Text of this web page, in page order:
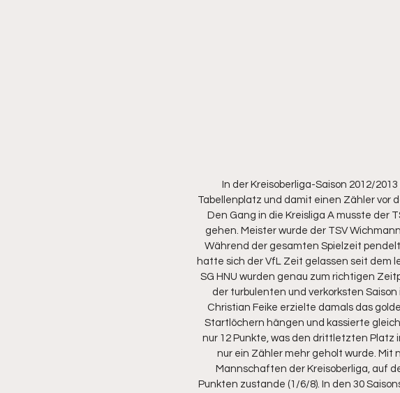
In der Kreisoberliga-Saison 2012/
Tabellenplatz und damit einen Zähler vor
Den Gang in die Kreisliga A musste der
gehen. Meister wurde der TSV
Während der gesamten Spielzeit
hatte sich der VfL Zeit gelassen seit dem
SG HNU wurden genau zum richtigen
der turbulenten und verkorksten
Christian Feike erzielte damals das
Startlöchern hängen und kassierte
nur 12 Punkte, was den drittletzten Platz
nur ein Zähler mehr geholt wurde. Mit
Mannschaften der Kreisoberliga, auf
Punkten zustande (1/6/8). In den 30